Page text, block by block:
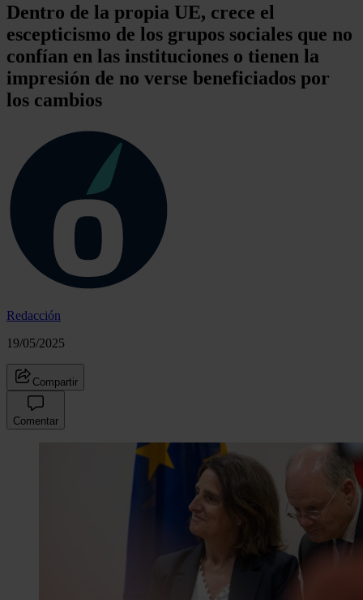
Dentro de la propia UE, crece el
escepticismo de los grupos sociales que no
confían en las instituciones o tienen la
impresión de no verse beneficiados por
los cambios
Redacción
19/05/2025
Compartir
Comentar